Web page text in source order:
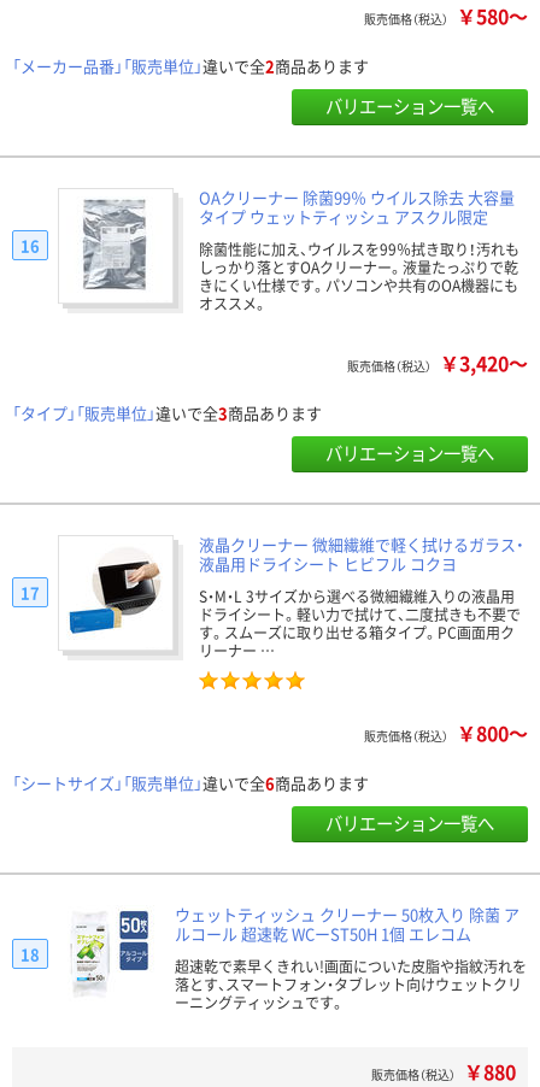
販売価格（税込） ￥580～
「メーカー品番」「販売単位」違いで全2商品あります
バリエーション一覧へ
OAクリーナー 除菌99％ ウイルス除去 大容量
タイプ ウェットティッシュ アスクル限定
除菌性能に加え、ウイルスを99％拭き取り！汚れも
しっかり落とすOAクリーナー。液量たっぷりで乾
きにくい仕様です。パソコンや共有のOA機器にも
オススメ。
16
販売価格（税込） ￥3,420～
「タイプ」「販売単位」違いで全3商品あります
バリエーション一覧へ
液晶クリーナー 微細繊維で軽く拭けるガラス・
液晶用ドライシート ヒビフル コクヨ
S・M・L 3サイズから選べる微細繊維入りの液晶用
ドライシート。軽い力で拭けて、二度拭きも不要で
す。スムーズに取り出せる箱タイプ。PC画面用ク
リーナー …
17
販売価格（税込） ￥800～
「シートサイズ」「販売単位」違いで全6商品あります
バリエーション一覧へ
ウェットティッシュ クリーナー 50枚入り 除菌 ア
ルコール 超速乾 WCーST50H 1個 エレコム
超速乾で素早くきれい!画面についた皮脂や指紋汚れを
落とす、スマートフォン・タブレット向けウェットクリ
ーニングティッシュです。
18
販売価格（税込） ￥880